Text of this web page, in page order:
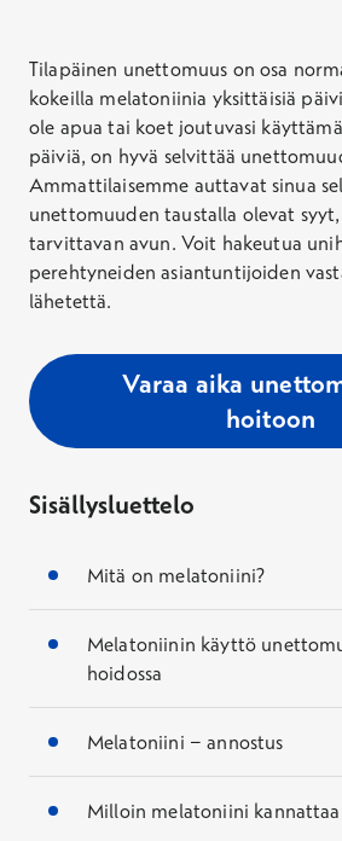
Tilapäinen unettomuus on osa
kokeilla melatoniinia yksittäisiä
ole apua tai koet joutuvasi
päiviä, on hyvä selvittää
Ammattilaisemme auttavat sinua
unettomuuden taustalla olevat
tarvittavan avun. Voit hakeutua
perehtyneiden asiantuntijoiden
lähetettä.
Varaa aika
hoitoon
Sisällysluettelo
Mitä on melatoniini?
Melatoniinin käyttö
hoidossa
Melatoniini − annostus
Milloin melatoniini